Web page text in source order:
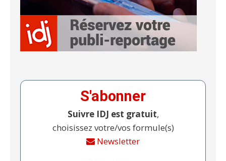
S'abonner
Suivre IDJ est gratuit,
choisissez votre/vos formule(s)
Newsletter